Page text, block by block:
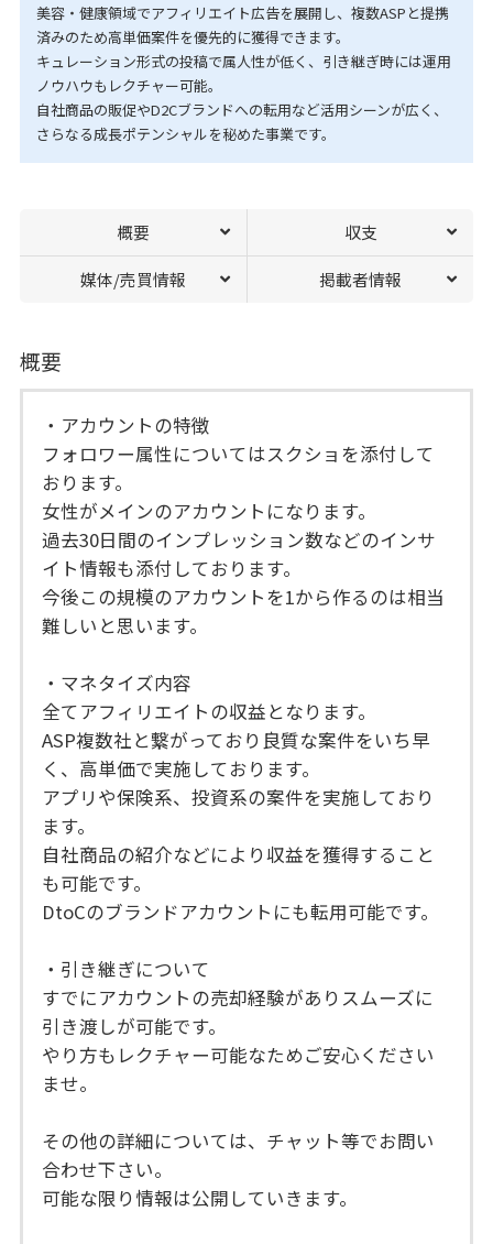
美容・健康領域でアフィリエイト広告を展開し、複数ASPと提携
済みのため高単価案件を優先的に獲得できます。
キュレーション形式の投稿で属人性が低く、引き継ぎ時には運用
ノウハウもレクチャー可能。
自社商品の販促やD2Cブランドへの転用など活用シーンが広く、
さらなる成長ポテンシャルを秘めた事業です。
概要 収支
媒体/売買情報 掲載者情報
概要
・アカウントの特徴
フォロワー属性についてはスクショを添付して
おります。
女性がメインのアカウントになります。
過去30日間のインプレッション数などのインサ
イト情報も添付しております。
今後この規模のアカウントを1から作るのは相当
難しいと思います。
・マネタイズ内容
全てアフィリエイトの収益となります。
ASP複数社と繋がっており良質な案件をいち早
く、高単価で実施しております。
アプリや保険系、投資系の案件を実施しており
ます。
自社商品の紹介などにより収益を獲得すること
も可能です。
DtoCのブランドアカウントにも転用可能です。
・引き継ぎについて
すでにアカウントの売却経験がありスムーズに
引き渡しが可能です。
やり方もレクチャー可能なためご安心ください
ませ。
その他の詳細については、チャット等でお問い
合わせ下さい。
可能な限り情報は公開していきます。